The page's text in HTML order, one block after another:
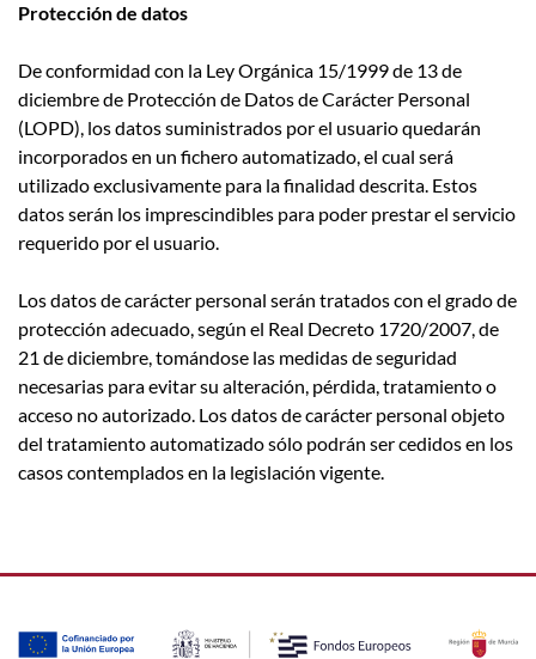
Protección de datos
De conformidad con la Ley Orgánica 15/1999 de 13 de
diciembre de Protección de Datos de Carácter Personal
(LOPD), los datos suministrados por el usuario quedarán
incorporados en un fichero automatizado, el cual será
utilizado exclusivamente para la finalidad descrita. Estos
datos serán los imprescindibles para poder prestar el servicio
requerido por el usuario.
Los datos de carácter personal serán tratados con el grado de
protección adecuado, según el Real Decreto 1720/2007, de
21 de diciembre, tomándose las medidas de seguridad
necesarias para evitar su alteración, pérdida, tratamiento o
acceso no autorizado. Los datos de carácter personal objeto
del tratamiento automatizado sólo podrán ser cedidos en los
casos contemplados en la legislación vigente.